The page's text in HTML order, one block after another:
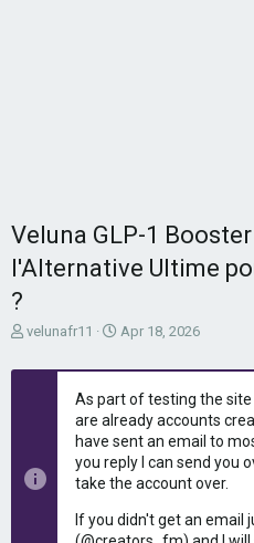
Veluna GLP-1 Booster
l'Alternative Ultime
?
T
r
t
a
velunafr11
S
a
r
t
d
a
t
e
Apr 18, 2026
As part of testing the
are already accounts
have sent an email to
you reply I can send you
take the account over.
If you didn't get an